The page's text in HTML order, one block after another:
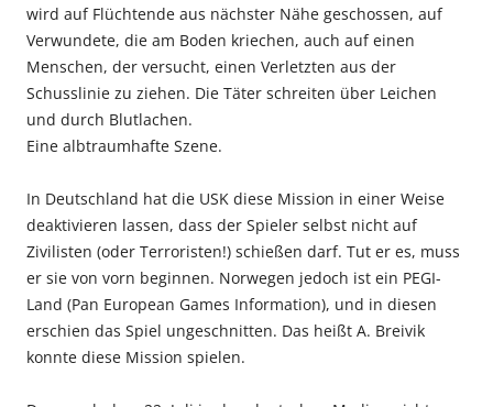
wird auf Flüchtende aus nächster Nähe geschossen, auf
Verwundete, die am Boden kriechen, auch auf einen
Menschen, der versucht, einen Verletzten aus der
Schusslinie zu ziehen. Die Täter schreiten über Leichen
und durch Blutlachen.
Eine albtraumhafte Szene.
In Deutschland hat die USK diese Mission in einer Weise
deaktivieren lassen, dass der Spieler selbst nicht auf
Zivilisten (oder Terroristen!) schießen darf. Tut er es, muss
er sie von vorn beginnen. Norwegen jedoch ist ein PEGI-
Land (Pan European Games Information), und in diesen
erschien das Spiel ungeschnitten. Das heißt A. Breivik
konnte diese Mission spielen.